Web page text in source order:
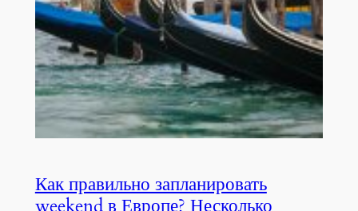
Как правильно запланировать
weekend в Европе? Несколько